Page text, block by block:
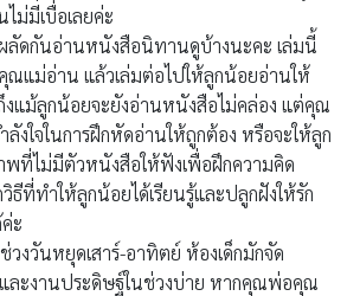
ม่มีเบื่อเลยค่ะ
ลัดกันอ่านหนังสือนิทานดูบ้างนะคะ เล่มนี้
แม่อ่าน แล้วเล่มต่อไปให้ลูกน้อยอ่านให้
ม้ลูกน้อยจะยังอ่านหนังสือไม่คล่อง แต่คุณ
งใจในการฝึกหัดอ่านให้ถูกต้อง หรือจะให้ลูก
ที่ไม่มีตัวหนังสือให้ฟังเพื่อฝึกความคิด
ธีที่ทำให้ลูกน้อยได้เรียนรู้และปลูกฝังให้รัก
ะ
วงวันหยุดเสาร์-อาทิตย์ ห้องเด็กมักจัด
ละงานประดิษฐ์ในช่วงบ่าย หากคุณพ่อคุณ